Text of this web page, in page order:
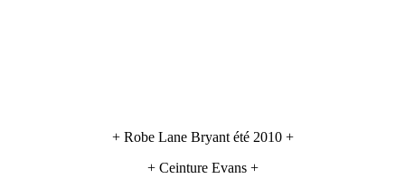
+ Robe Lane Bryant été 2010 +
+ Ceinture Evans +